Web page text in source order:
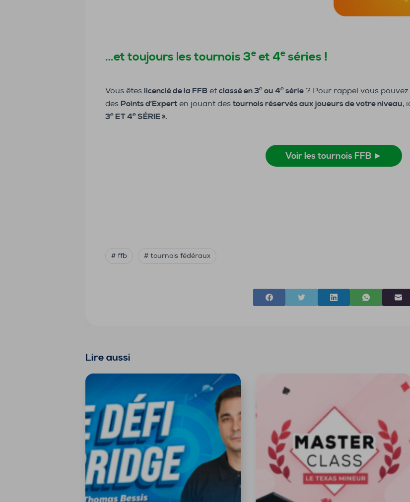
…et toujours les tournois 3e et 4e séries !
Vous êtes licencié de la FFB et classé en 3e ou 4e série ? Pour rappel vous
des Points d’Expert en jouant des tournois réservés aux joueurs de votre niveau,
3e ET 4e SÉRIE ».
Voir les tournois FFB ►
# ffb # tournois fédéraux
Lire aussi